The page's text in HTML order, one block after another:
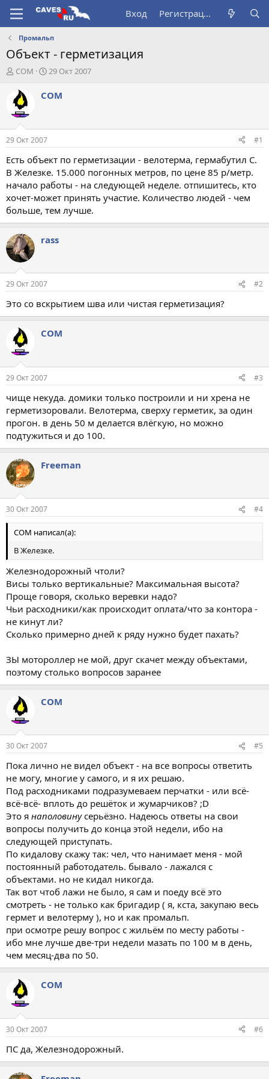
Вход Регистрация
Промальп
Объект - герметизация
А
т
о
р
т
е
м
ы
COM
Д
т
а
л
29 Окт 2007
COM
29 Окт 2007 #1
Есть объект по герметизации - велотерма, гермабутил С.
В Железке. 15.000 погонных метров, по цене 85 р/метр.
начало работы - на следующей неделе. отпишитесь, кто
хочет-может принять участие. Количество людей - чем
больше, тем лучше.
rass
29 Окт 2007 #2
Это со вскрытием шва или чистая герметизация?
COM
29 Окт 2007 #3
чище некуда. домики только построили и ни хрена не
герметизоровали. Велотерма, сверху герметик, за один
прогон. в день 50 м делается влёгкую, но можно
подтужиться и до 100.
Freeman
30 Окт 2007 #4
COM написал(а):
В Железке.
Железнодорожный чтоли?
Висы только вертикальные? Максимальная высота?
Проще говоря, сколько веревки надо?
Чьи расходники/как происходит оплата/что за контора -
не кинут ли?
Сколько примерно дней к ряду нужно будет пахать?
ЗЫ мотороллер не мой, друг скачет между объектами,
поэтому столько вопросов заранее
COM
30 Окт 2007 #5
Пока лично не видел объект - на все вопросы ответить
не могу, многие у самого, и я их решаю.
Под расходниками подразумеваем перчатки - или всё-
всё-всё- вплоть до решёток и жумарчиков? ;D
Это я наполовинусерьёзно. Надеюсь ответы на свои
вопросы получить до конца этой недели, ибо на
следующей приступать.
По кидалову скажу так: чел, что нанимает меня - мой
постоянный работодатель. бывало - лажался с
объектами. но не кидал никогда.
Так вот чтоб лажи не было, я сам и поеду всё это
смотреть - не только как бригадир ( я, кста, закупаю весь
гермет и велотерму ), но и как промальп.
при осмотре решу вопрос с жильём по месту работы -
ибо мне лучше две-три недели мазать по 100 м в день,
чем месяц-два по 50.
COM
30 Окт 2007 #6
ПС да, Железнодорожный.